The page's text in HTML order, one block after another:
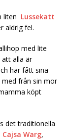
liten Lussekatt
aldrig fel.
med lite
alla är
har fått sina
från sin mor
köpt
det traditionella
Warg,